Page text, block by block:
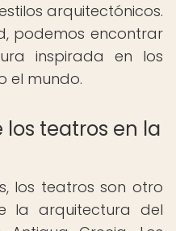
arquitectónicos.
podemos encontrar
inspirada en los
el mundo.
teatros en la
los teatros son otro
la arquitectura del